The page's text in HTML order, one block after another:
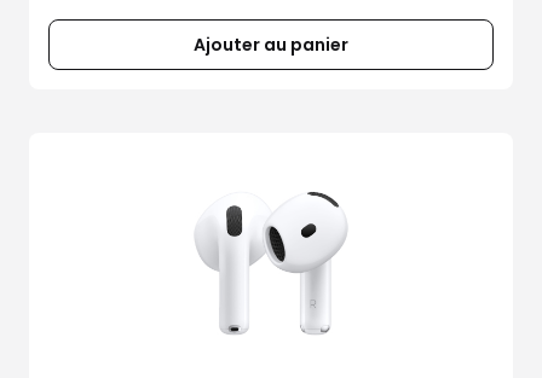
Ajouter au panier